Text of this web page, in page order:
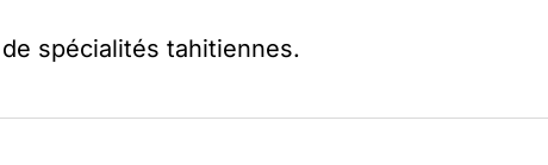
spécialités tahitiennes.